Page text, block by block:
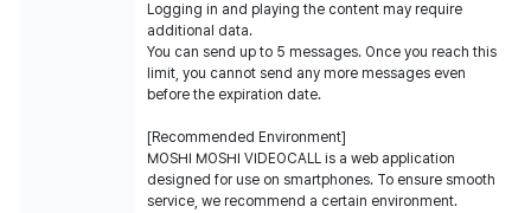
Logging in and playing the content may require
additional data.
You can send up to 5 messages. Once you reach this
limit, you cannot send any more messages even
before the expiration date.
[Recommended Environment]
MOSHI MOSHI VIDEOCALL is a web application
designed for use on smartphones. To ensure smooth
service, we recommend a certain environment.